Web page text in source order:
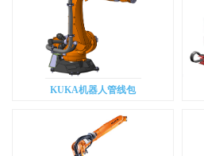
KUKA机器人管线包